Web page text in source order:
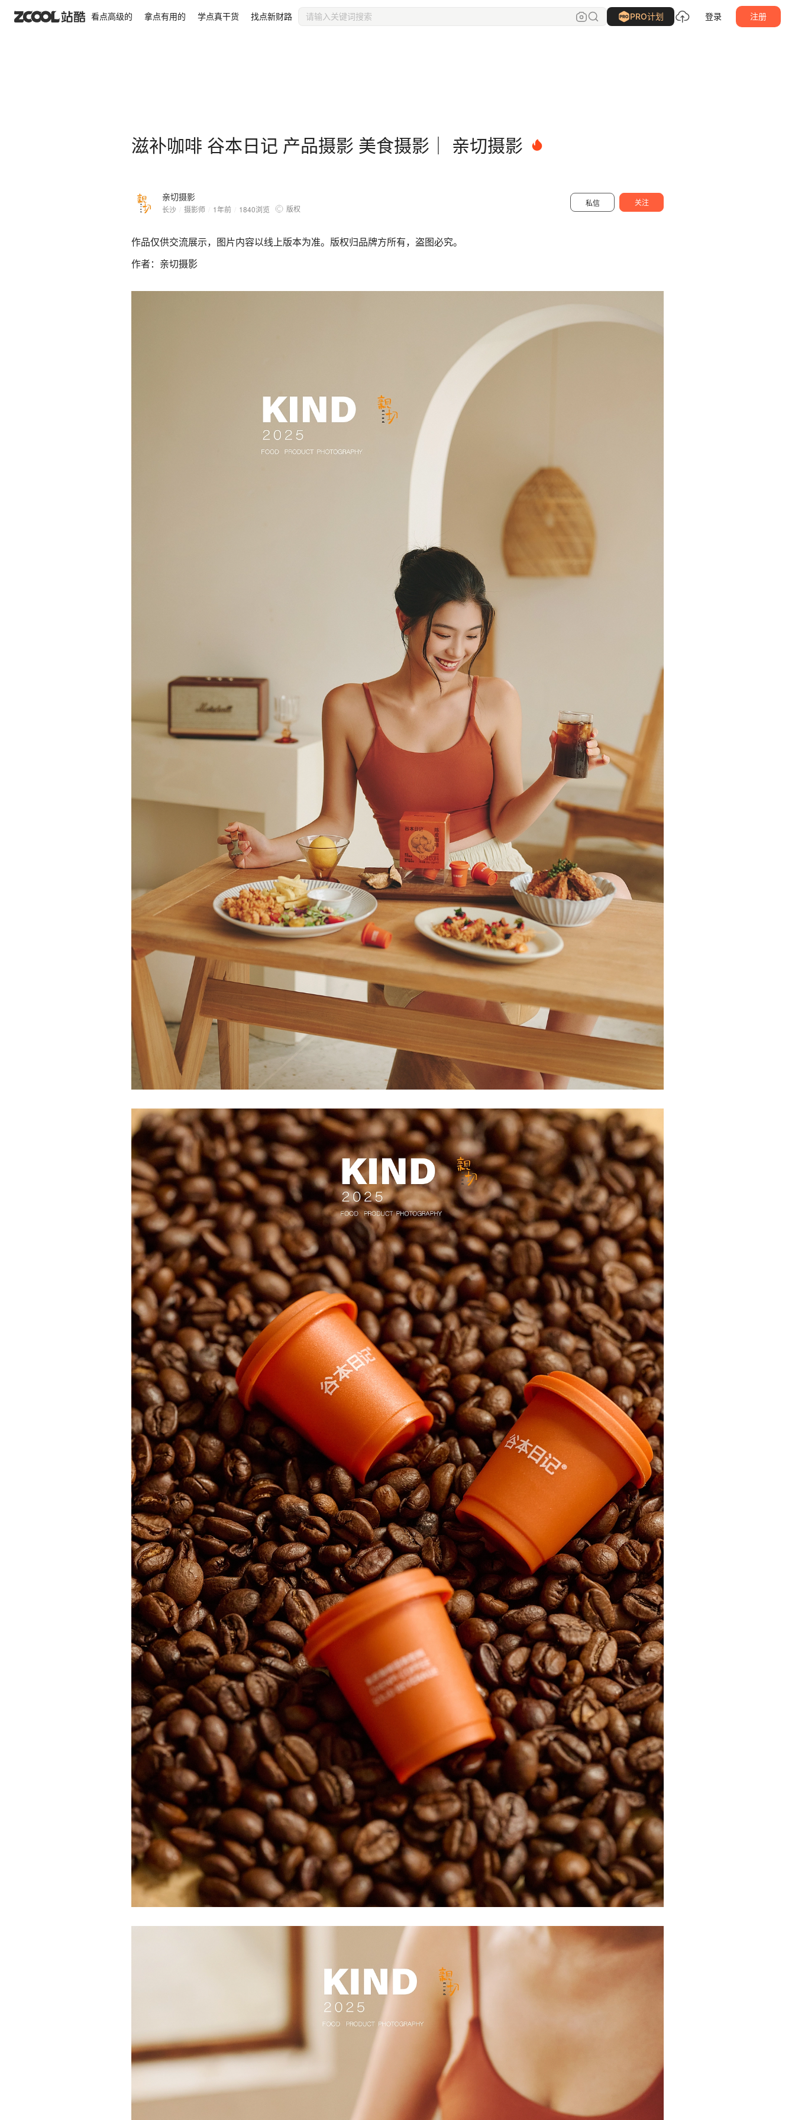
看点高级的 拿点有用的 学点真干货 找点新财路 PRO计划 登录 注册
滋补咖啡 谷本日记 产品摄影 美食摄影｜ 亲切摄影
亲切摄影
长沙 摄影师 1年前 1840浏览 版权
私信 关注
滋补咖啡 谷本日记 产品摄影 美食摄影｜ 亲切摄影 亲切摄影 关注
作品仅供交流展示，图片内容以线上版本为准。版权归品牌方所有，盗图必究。
作者：亲切摄影